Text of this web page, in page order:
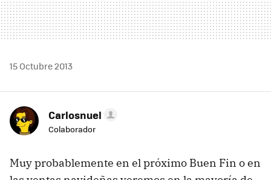
15 Octubre 2013
Carlosnuel
Colaborador
Muy probablemente en el próximo Buen Fin o en